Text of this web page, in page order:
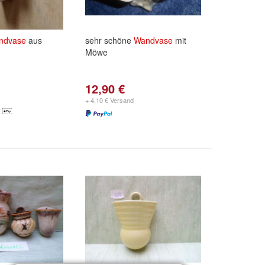
aus
sehr schöne Wandvase mit
Möwe
12,90 €
+ 4,10 € Versand